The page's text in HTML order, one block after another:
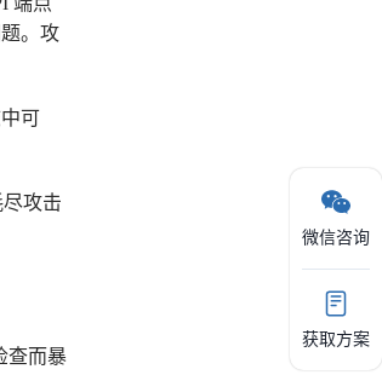
。攻
可
攻击
查而暴
微信咨询
获取方案